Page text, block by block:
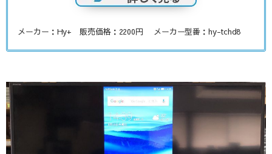
メーカー：Hy+ 販売価格：2200円 メーカー型番：hy-tchd8